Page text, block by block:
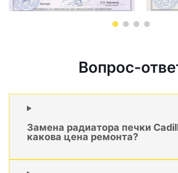
Вопрос-
Замена радиатора печки
какова цена ремонта?